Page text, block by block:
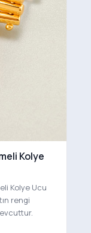
Kolye
Kolye Ucu
rengi